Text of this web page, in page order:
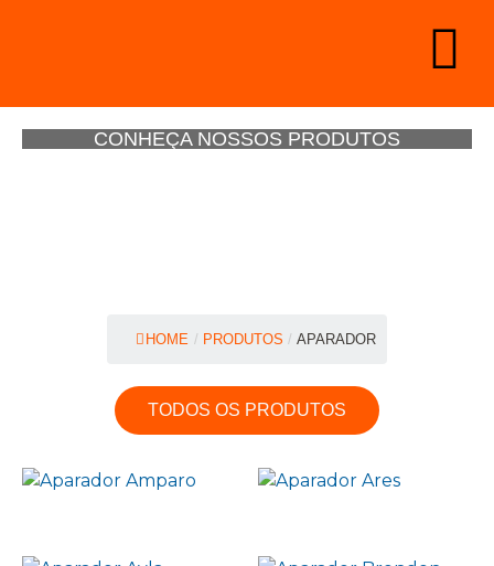
CONHEÇA NOSSOS PRODUTOS
HOME / PRODUTOS / APARADOR
TODOS OS PRODUTOS